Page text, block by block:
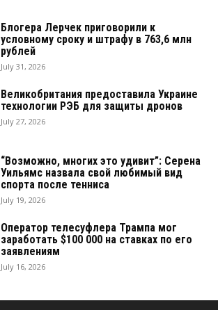
Блогера Лерчек приговорили к
условному сроку и штрафу в 763,6 млн
рублей
July 31, 2026
Великобритания предоставила Украине
технологии РЭБ для защиты дронов
July 27, 2026
“Возможно, многих это удивит”: Серена
Уильямс назвала свой любимый вид
спорта после тенниса
July 19, 2026
Оператор телесуфлера Трампа мог
заработать $100 000 на ставках по его
заявлениям
July 16, 2026